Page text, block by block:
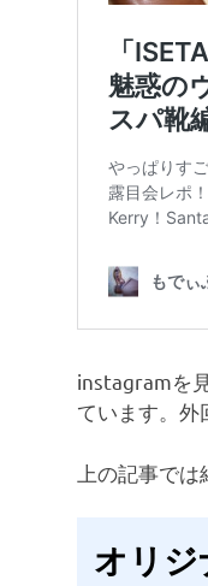
instagramを
ています。
上の記事で
オリジ